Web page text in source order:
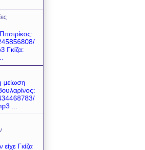
Γκίζα:
μείωση
...
Γκίζα